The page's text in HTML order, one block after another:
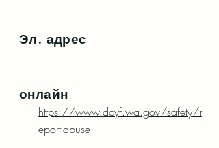
Эл. адрес
онлайн
https://www.dcyf.wa.gov/safety/r
eport-abuse